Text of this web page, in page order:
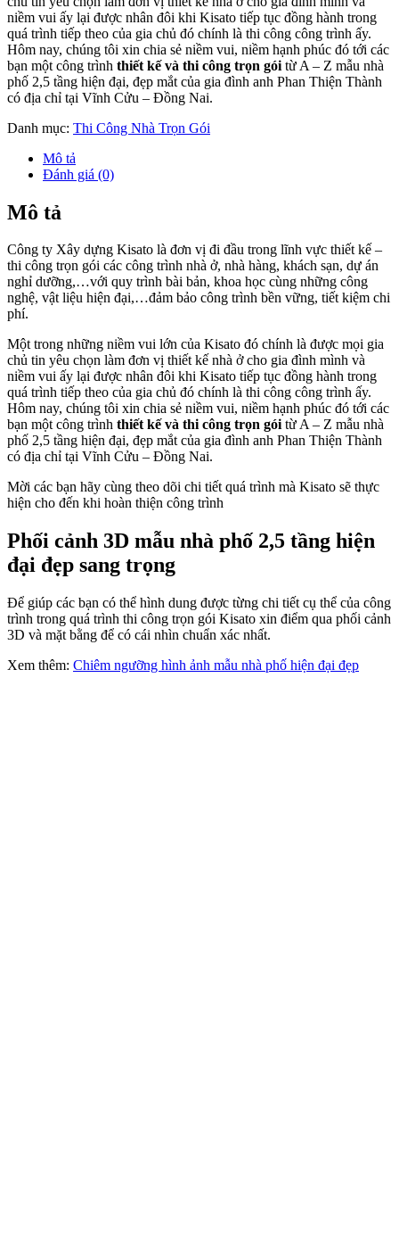
niềm vui ấy lại được nhân đôi khi Kisato tiếp tục đồng hành trong
quá trình tiếp theo của gia chủ đó chính là thi công công trình ấy.
Hôm nay, chúng tôi xin chia sẻ niềm vui, niềm hạnh phúc đó tới các
bạn một công trình thiết kế và thi công trọn gói từ A – Z mẫu nhà
phố 2,5 tầng hiện đại, đẹp mắt của gia đình anh Phan Thiện Thành
có địa chỉ tại Vĩnh Cửu – Đồng Nai.
Danh mục: Thi Công Nhà Trọn Gói
Mô tả
Đánh giá (0)
Mô tả
Công ty Xây dựng Kisato là đơn vị đi đầu trong lĩnh vực thiết kế –
thi công trọn gói các công trình nhà ở, nhà hàng, khách sạn, dự án
nghỉ dưỡng,…với quy trình bài bản, khoa học cùng những công
nghệ, vật liệu hiện đại,…đảm bảo công trình bền vững, tiết kiệm chi
phí.
Một trong những niềm vui lớn của Kisato đó chính là được mọi gia
chủ tin yêu chọn làm đơn vị thiết kế nhà ở cho gia đình mình và
niềm vui ấy lại được nhân đôi khi Kisato tiếp tục đồng hành trong
quá trình tiếp theo của gia chủ đó chính là thi công công trình ấy.
Hôm nay, chúng tôi xin chia sẻ niềm vui, niềm hạnh phúc đó tới các
bạn một công trình thiết kế và thi công trọn góitừ A – Z mẫu nhà
phố 2,5 tầng hiện đại, đẹp mắt của gia đình anh Phan Thiện Thành
có địa chỉ tại Vĩnh Cửu – Đồng Nai.
Mời các bạn hãy cùng theo dõi chi tiết quá trình mà Kisato sẽ thực
hiện cho đến khi hoàn thiện công trình
Phối cảnh 3D mẫu nhà phố 2,5 tầng hiện
đại đẹp sang trọng
Để giúp các bạn có thể hình dung được từng chi tiết cụ thể của công
trình trong quá trình thi công trọn gói Kisato xin điểm qua phối cảnh
3D và mặt bằng để có cái nhìn chuẩn xác nhất.
Xem thêm: Chiêm ngưỡng hình ảnh mẫu nhà phố hiện đại đẹp